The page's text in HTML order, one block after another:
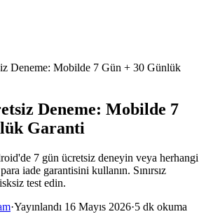
Deneme: Mobilde 7 Gün + 30 Günlük
Deneme: Mobilde 7
Garanti
7 gün ücretsiz deneyin veya herhangi
iade garantisini kullanın. Sınırsız
test edin.
·Yayınlandı 16 Mayıs 2026·5 dk okuma